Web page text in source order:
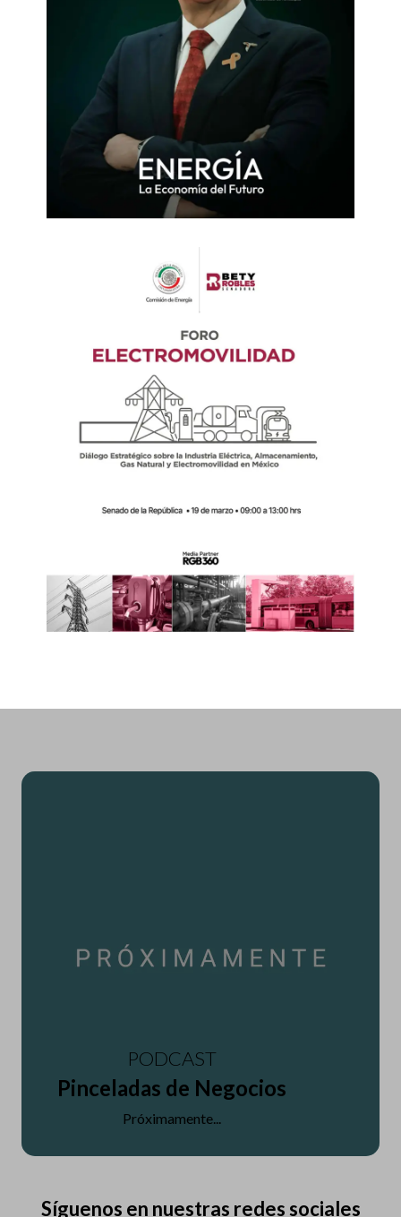
PODCAST
Pinceladas de Negocios
Próximamente...
Síguenos en nuestras redes sociales